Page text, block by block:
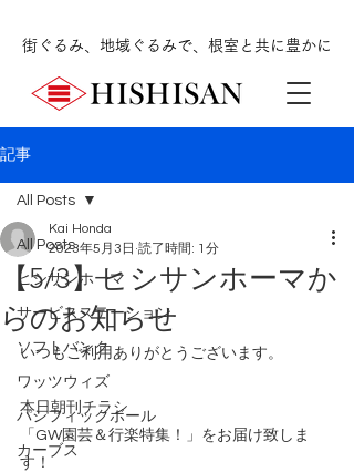
街ぐるみ、地域ぐるみで、根室と共に豊かに
記事
All Posts
ヒシサンホーマ
サービスステーション
ソフトバンク
ワッツウィズ
パシフィックボール
カーブス
All Posts
【5/3】ヒシサンホーマか
らのお知らせ
Kai Honda
2023年5月3日 読了時間: 1分
いつもご利用ありがとうございます。
本日朝刊チラシ
「GW園芸＆行楽特集！」をお届け致しま
す！